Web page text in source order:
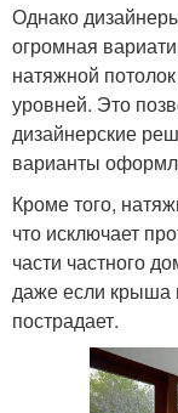
Однако
огромная
натяжной
уровней. Это
дизайнерские
варианты
Кроме того,
что исключает
части частного
даже если крыша
пострадает.